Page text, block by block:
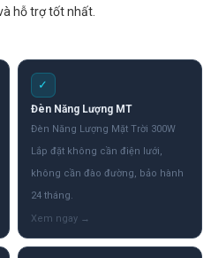
hỗ trợ tốt nhất.
✓
Đèn Năng Lượng MT
Đèn Năng Lượng Mặt Trời 300W
Lắp đặt không cần điện lưới,
không cần đào đường, bảo hành
24 tháng.